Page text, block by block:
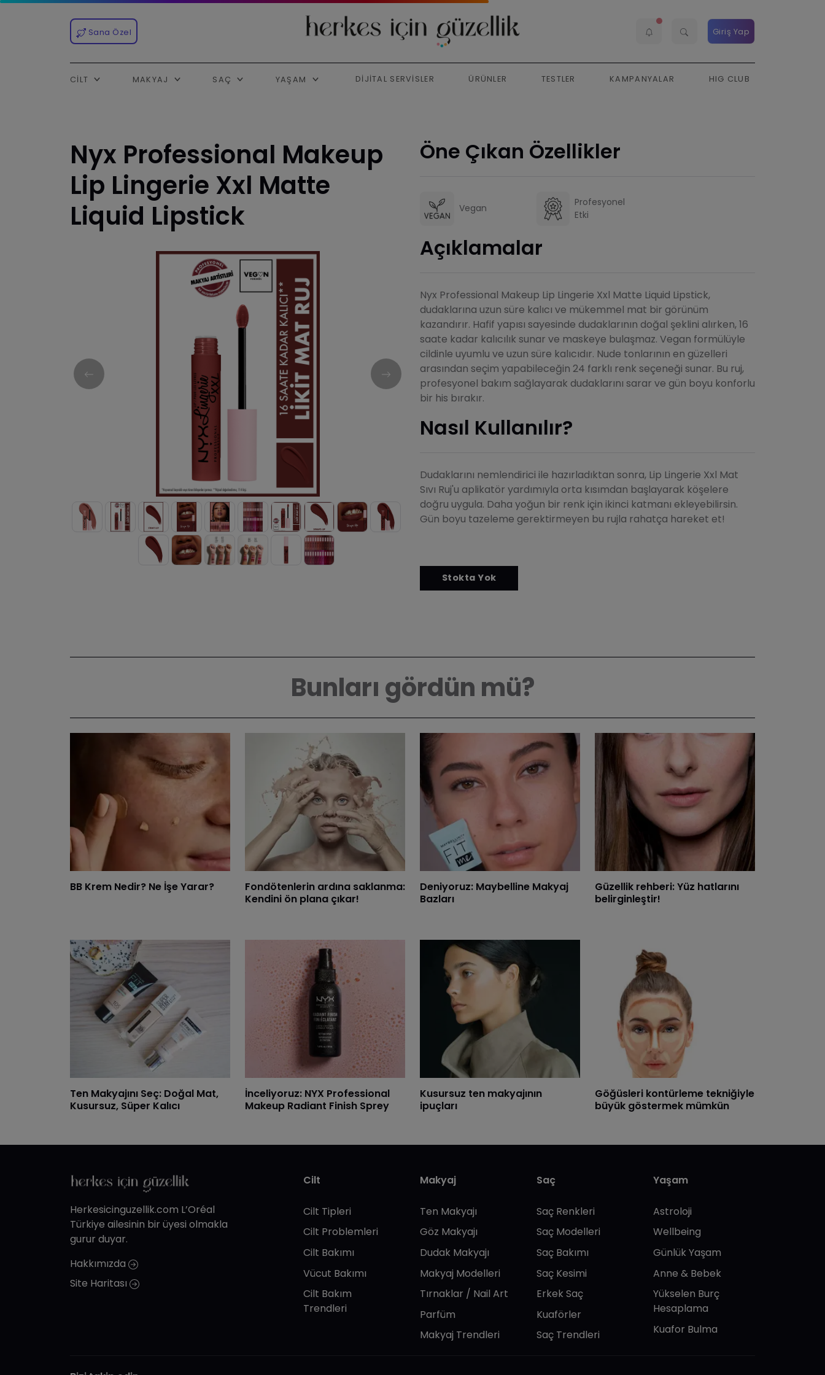
Sana Özel Giriş Yap
CILT MAKYAJ SAÇ YAŞAM DIJITAL SERVISLER ÜRÜNLER TESTLER KAMPANYALAR HIG CLUB
Nyx Professional Makeup
Lip Lingerie Xxl Matte
Liquid Lipstick
Öne Çıkan Özellikler
Vegan
Profesyonel
Etki
Açıklamalar
Nyx Professional Makeup Lip Lingerie Xxl Matte Liquid Lipstick,
dudaklarına uzun süre kalıcı ve mükemmel mat bir görünüm
kazandırır. Hafif yapısı sayesinde dudaklarının doğal şeklini alırken, 16
saate kadar kalıcılık sunar ve maskeye bulaşmaz. Vegan formülüyle
cildinle uyumlu ve uzun süre kalıcıdır. Nude tonlarının en güzelleri
arasından seçim yapabileceğin 24 farklı renk seçeneği sunar. Bu ruj,
profesyonel bakım sağlayarak dudaklarını sarar ve gün boyu konforlu
bir his bırakır.
Nasıl Kullanılır?
Dudaklarını nemlendirici ile hazırladıktan sonra, Lip Lingerie Xxl Mat
Sıvı Ruj'u aplikatör yardımıyla orta kısımdan başlayarak köşelere
doğru uygula. Daha yoğun bir renk için ikinci katmanı ekleyebilirsin.
Gün boyu tazeleme gerektirmeyen bu rujla rahatça hareket et!
Bunları gördün mü?
BB Krem Nedir? Ne İşe Yarar?
Fondötenlerin ardına saklanma:
Kendini ön plana çıkar!
Deniyoruz: Maybelline Makyaj
Bazları
Güzellik rehberi: Yüz hatlarını
belirginleştir!
Ten Makyajını Seç: Doğal Mat,
Kusursuz, Süper Kalıcı
İnceliyoruz: NYX Professional
Makeup Radiant Finish Sprey
Kusursuz ten makyajının
ipuçları
Göğüsleri kontürleme tekniğiyle
büyük göstermek mümkün
Herkesicinguzellik.com L’Oréal
Türkiye ailesinin bir üyesi olmakla
gurur duyar.
Hakkımızda
Site Haritası
Cilt
Cilt Tipleri
Cilt Problemleri
Cilt Bakımı
Vücut Bakımı
Cilt Bakım
Trendleri
Makyaj
Ten Makyajı
Göz Makyajı
Dudak Makyajı
Makyaj Modelleri
Tırnaklar / Nail Art
Parfüm
Makyaj Trendleri
Saç
Saç Renkleri
Saç Modelleri
Saç Bakımı
Saç Kesimi
Erkek Saç
Kuaförler
Saç Trendleri
Yaşam
Astroloji
Wellbeing
Günlük Yaşam
Anne & Bebek
Yükselen Burç
Hesaplama
Kuafor Bulma